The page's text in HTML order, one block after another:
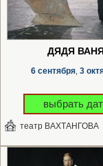
ДЯДЯ
6 сентября 3
выбрать
театр ВАХТАНГОВА